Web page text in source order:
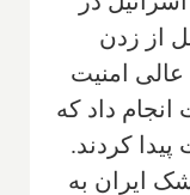
از زدن
امنیت
داد که
کردند.
می‌گوید بیش از ۶ موشک ایران به